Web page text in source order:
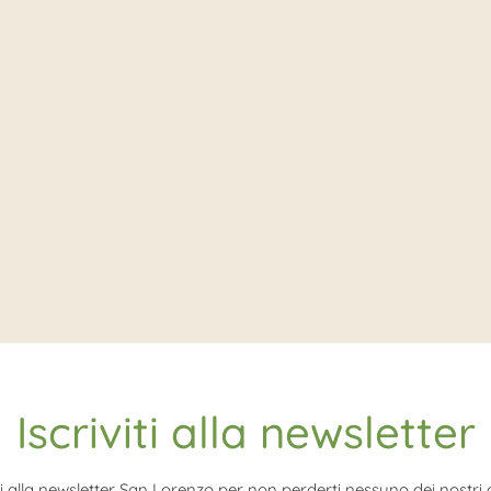
Iscriviti alla newsletter